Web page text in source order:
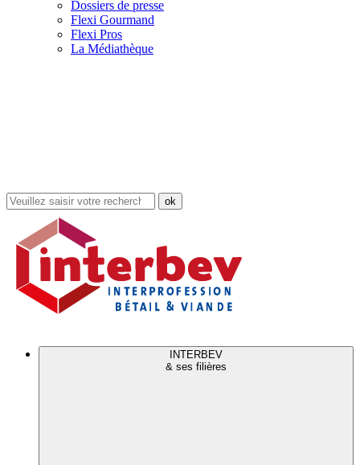
Dossiers de presse
Flexi Gourmand
Flexi Pros
La Médiathèque
Rechercher
dans
site
INTERBEV
& ses filières